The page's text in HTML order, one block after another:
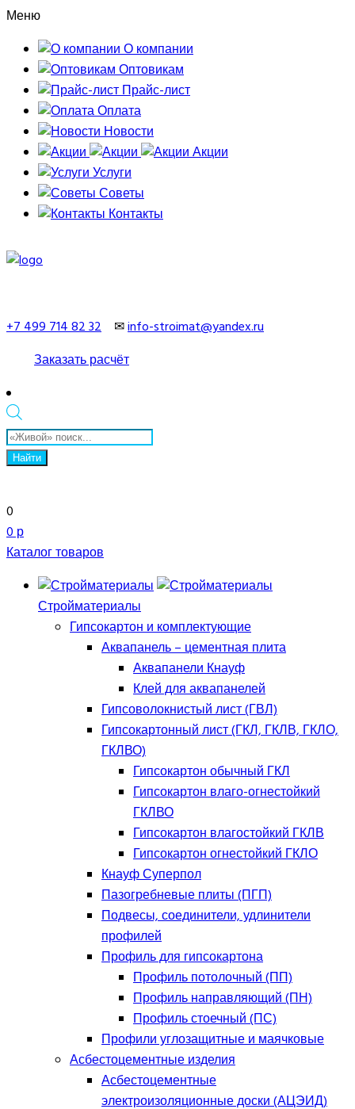
Меню
О компании
Оптовикам
Прайс-лист
Оплата
Новости
Акции
Услуги
Советы
Контакты
+7 499 714 82 32 ✉info-stroimat@yandex.ru
Заказать расчёт
Поиск
товаров
Найти
0
0 р
Каталог товаров
Стройматериалы
Гипсокартон и комплектующие
Аквапанель – цементная плита
Аквапанели Кнауф
Клей для аквапанелей
Гипсоволокнистый лист (ГВЛ)
Гипсокартонный лист (ГКЛ, ГКЛВ, ГКЛО,
ГКЛВО)
Гипсокартон обычный ГКЛ
Гипсокартон влаго-огнестойкий
ГКЛВО
Гипсокартон влагостойкий ГКЛВ
Гипсокартон огнестойкий ГКЛО
Кнауф Суперпол
Пазогребневые плиты (ПГП)
Подвесы, соединители, удлинители
профилей
Профиль для гипсокартона
Профиль потолочный (ПП)
Профиль направляющий (ПН)
Профиль стоечный (ПС)
Профили углозащитные и маячковые
Асбестоцементные изделия
Асбестоцементные
электроизоляционные доски (АЦЭИД)